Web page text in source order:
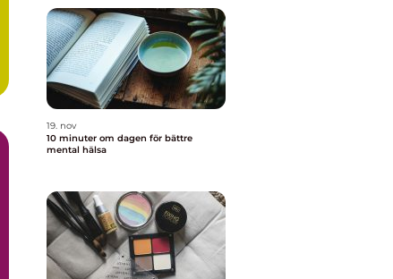
19. nov
10 minuter om dagen för bättre
mental hälsa